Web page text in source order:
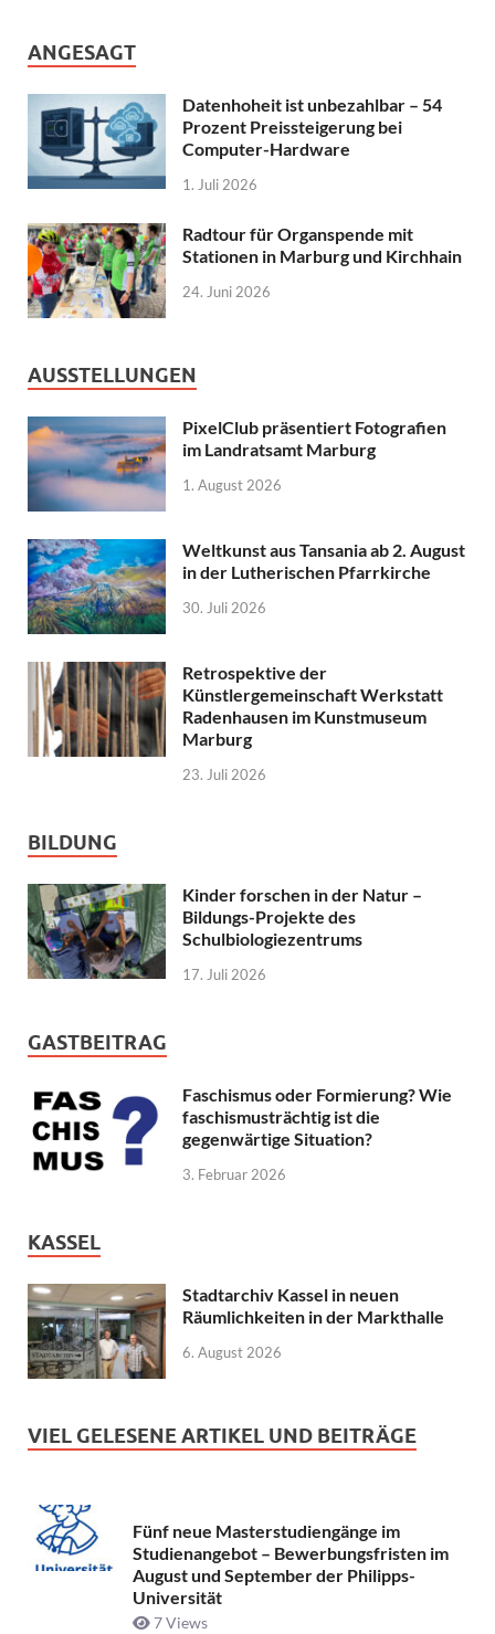
ANGESAGT
Datenhoheit ist unbezahlbar – 54
Prozent Preissteigerung bei
Computer-Hardware
1. Juli 2026
Radtour für Organspende mit
Stationen in Marburg und Kirchhain
24. Juni 2026
AUSSTELLUNGEN
PixelClub präsentiert Fotografien
im Landratsamt Marburg
1. August 2026
Weltkunst aus Tansania ab 2. August
in der Lutherischen Pfarrkirche
30. Juli 2026
Retrospektive der
Künstlergemeinschaft Werkstatt
Radenhausen im Kunstmuseum
Marburg
23. Juli 2026
BILDUNG
Kinder forschen in der Natur –
Bildungs-Projekte des
Schulbiologiezentrums
17. Juli 2026
GASTBEITRAG
Faschismus oder Formierung? Wie
faschismusträchtig ist die
gegenwärtige Situation?
3. Februar 2026
KASSEL
Stadtarchiv Kassel in neuen
Räumlichkeiten in der Markthalle
6. August 2026
VIEL GELESENE ARTIKEL UND BEITRÄGE
Fünf neue Masterstudiengänge im
Studienangebot – Bewerbungsfristen im
August und September der Philipps-
Universität
7 Views